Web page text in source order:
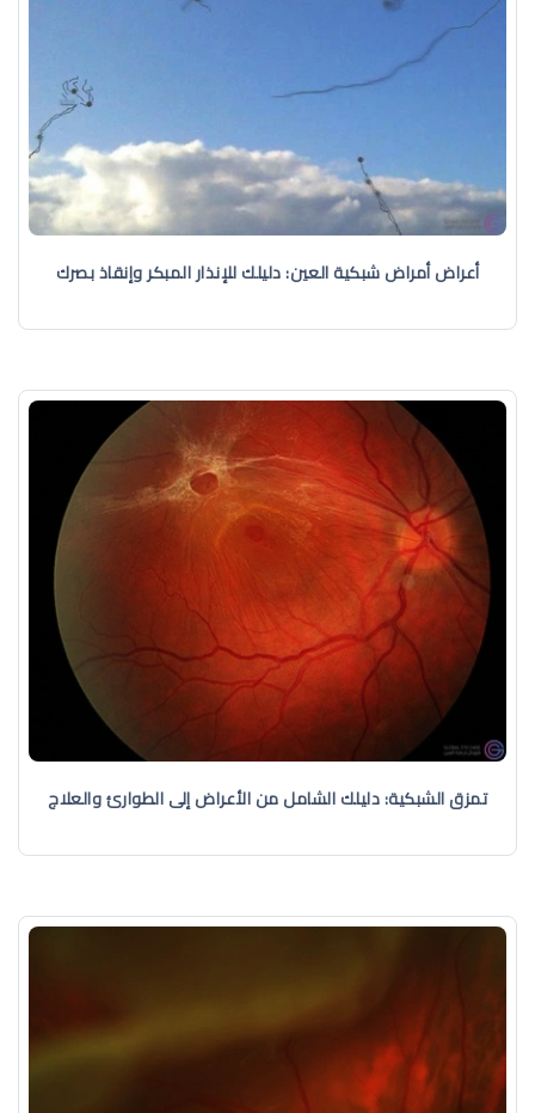
أعراض أمراض شبكية العين: دليلك للإنذار المبكر وإنقاذ بصرك
تمزق الشبكية: دليلك الشامل من الأعراض إلى الطوارئ والعلاج